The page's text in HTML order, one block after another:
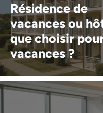
Résidence de
vacances ou
que choisir
vacances ?